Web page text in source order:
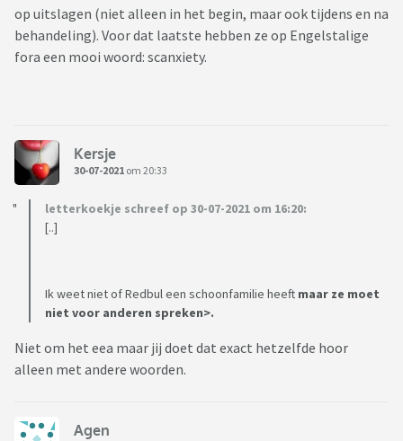
op uitslagen (niet alleen in het begin, maar ook tijdens en na
behandeling). Voor dat laatste hebben ze op Engelstalige
fora een mooi woord: scanxiety.
Kersje
30-07-2021 om 20:33
letterkoekje schreef op 30-07-2021 om 16:20:
[..]
Ik weet niet of Redbul een schoonfamilie heeft maar ze moet
niet voor anderen spreken>.
Niet om het eea maar jij doet dat exact hetzelfde hoor
alleen met andere woorden.
Agen